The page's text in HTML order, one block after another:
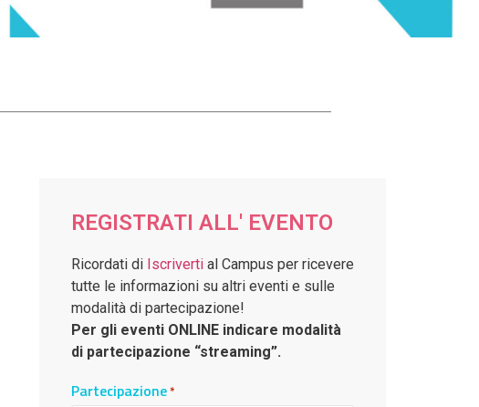
REGISTRATI ALL' EVENTO
Ricordati di Iscrivertial Campus per ricevere
tutte le informazioni su altri eventi e sulle
modalità di partecipazione!
Per gli eventi ONLINE indicare modalità
di partecipazione “streaming”.
Partecipazione*